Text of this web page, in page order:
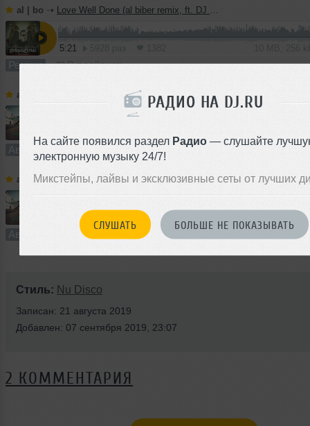
РАДИО НА DJ.RU
На сайте появился раздел Радио — слушайте
электронную музыку 24/7!
Микстейпы, лайвы и эксклюзивные сеты от лучших
СЛУШАТЬ БОЛЬШЕ НЕ ПОКАЗЫВАТЬ
al | bo ➝ Love Well Done (al biber remix, ft. DJ Haley)
5:21
Ремикс В плейлист
al | bo We Are The World (reunion)
Авторский трек В плейлист
al | bo ➝We Are The World (reunion disco mix)
195 6.6 MB,
Авторский трек В плейлист
Стиль: Nu Disco
Записан: 21 августа 2019
Добавлен: 07 сентября 2019, 23:07
2 КОММЕНТАРИЯ